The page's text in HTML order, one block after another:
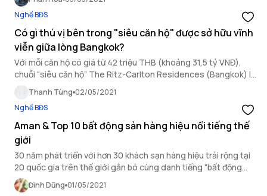
(theo Business Insider).
Nghề BĐS
Có gì thú vị bên trong "siêu căn hộ" được sở hữu vĩnh
viễn giữa lòng Bangkok?
Với mỗi căn hộ có giá từ 42 triệu THB (khoảng 31,5 tỷ VNĐ),
chuỗi “siêu căn hộ” The Ritz-Carlton Residences (Bangkok) là
đích đến của giới siêu giàu Thái Lan bởi sở hữu mọi yếu tố vàng
mà không phải bất kỳ căn hộ hạng sang nào cũng có được.
Thanh Tùng 02/05/2021
Nghề BĐS
Aman & Top 10 bất động sản hàng hiệu nổi tiếng thế
giới
30 năm phát triển với hơn 30 khách sạn hàng hiệu trải rộng tại
20 quốc gia trên thế giới gắn bó cùng danh tiếng "bất động
sản hàng hiệu", Aman được xem như "foot-print legend" của
các resort hạng sang hiện đại.
Đình Dũng 01/05/2021